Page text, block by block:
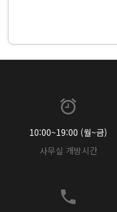
10:00~19:00 (월~금)
사무실 개방시간